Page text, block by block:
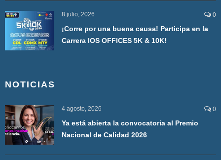
8 julio, 2026 0
¡Corre por una buena causa! Participa en la
Carrera IOS OFFICES 5K & 10K!
NOTICIAS
4 agosto, 2026 0
Ya está abierta la convocatoria al Premio
Nacional de Calidad 2026